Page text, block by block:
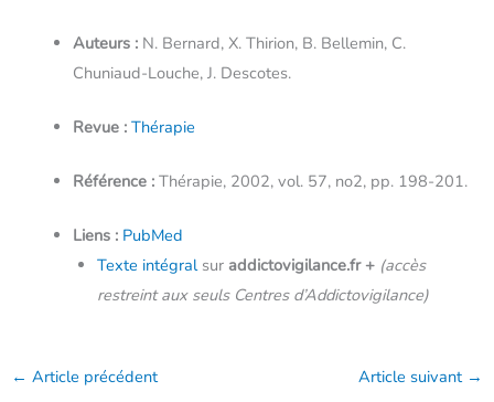
Auteurs : N. Bernard, X. Thirion, B. Bellemin, C.
Chuniaud-Louche, J. Descotes.
Revue : Thérapie
Référence : Thérapie, 2002, vol. 57, no2, pp. 198-201.
Liens : PubMed
Texte intégralsur addictovigilance.fr + (accès
restreint aux seuls Centres d’Addictovigilance)
← Article précédent Article suivant →